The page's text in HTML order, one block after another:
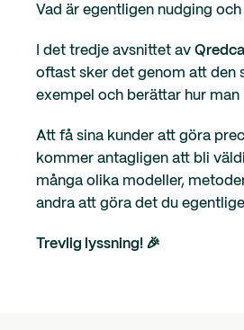
Vad är egentligen nudging
I det tredje avsnittet av
oftast sker det genom att den
exempel och berättar hur
Att få sina kunder att göra
kommer antagligen att bli
många olika modeller,
andra att göra det du
Trevlig lyssning! 🎉